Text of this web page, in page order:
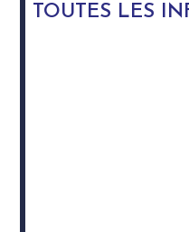
TOUTES LES